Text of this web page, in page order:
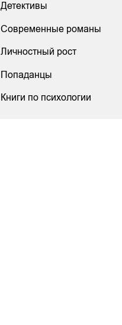
Детективы
Современные романы
Личностный рост
Попаданцы
Книги по психологии